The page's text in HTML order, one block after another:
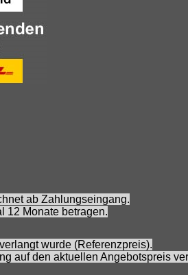
ab Zahlungseingang.
12 Monate betragen.
wurde (Referenzpreis).
auf den aktuellen Angebotspreis